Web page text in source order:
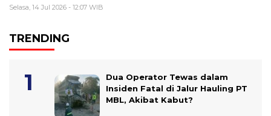
Selasa, 14 Jul 2026 - 12:07 WIB
TRENDING
Dua Operator Tewas dalam
Insiden Fatal di Jalur Hauling PT
MBL, Akibat Kabut?